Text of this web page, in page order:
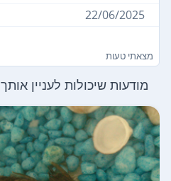
22/06/2025
מצאתי טעות
מודעות שיכולות לעניין אותך